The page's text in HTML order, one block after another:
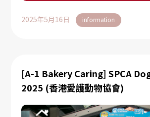
2025年5月16日 information
[A-1 Bakery Caring] SPCA Dogathon
2025 (香港愛護動物協會)